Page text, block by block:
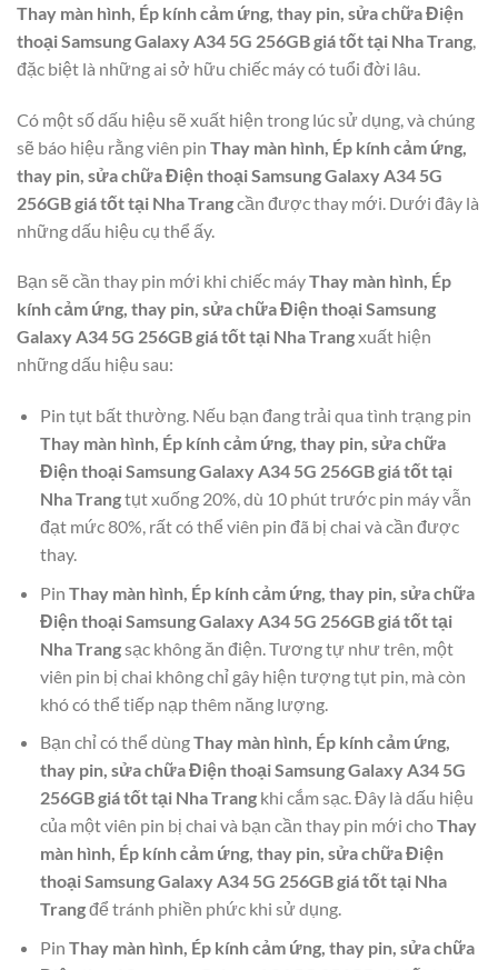
Thay màn hình, Ép kính cảm ứng, thay pin, sửa chữa Điện
thoại Samsung Galaxy A34 5G 256GB giá tốt tại Nha Trang,
đặc biệt là những ai sở hữu chiếc máy có tuổi đời lâu.
Có một số dấu hiệu sẽ xuất hiện trong lúc sử dụng, và chúng
sẽ báo hiệu rằng viên pin Thay màn hình, Ép kính cảm ứng,
thay pin, sửa chữa Điện thoại Samsung Galaxy A34 5G
256GB giá tốt tại Nha Trangcần được thay mới. Dưới đây là
những dấu hiệu cụ thể ấy.
Bạn sẽ cần thay pin mới khi chiếc máyThay màn hình, Ép
kính cảm ứng, thay pin, sửa chữa Điện thoại Samsung
Galaxy A34 5G 256GB giá tốt tại Nha Trangxuất hiện
những dấu hiệu sau:
Pin tụt bất thường. Nếu bạn đang trải qua tình trạng pin
Thay màn hình, Ép kính cảm ứng, thay pin, sửa chữa
Điện thoại Samsung Galaxy A34 5G 256GB giá tốt tại
Nha Trangtụt xuống 20%, dù 10 phút trước pin máy vẫn
đạt mức 80%, rất có thể viên pin đã bị chai và cần được
thay.
Pin Thay màn hình, Ép kính cảm ứng, thay pin, sửa chữa
Điện thoại Samsung Galaxy A34 5G 256GB giá tốt tại
Nha Trangsạc không ăn điện. Tương tự như trên, một
viên pin bị chai không chỉ gây hiện tượng tụt pin, mà còn
khó có thể tiếp nạp thêm năng lượng.
Bạn chỉ có thể dùngThay màn hình, Ép kính cảm ứng,
thay pin, sửa chữa Điện thoại Samsung Galaxy A34 5G
256GB giá tốt tại Nha Trangkhi cắm sạc. Đây là dấu hiệu
của một viên pin bị chai và bạn cần thay pin mới choThay
màn hình, Ép kính cảm ứng, thay pin, sửa chữa Điện
thoại Samsung Galaxy A34 5G 256GB giá tốt tại Nha
Trangđể tránh phiền phức khi sử dụng.
Pin Thay màn hình, Ép kính cảm ứng, thay pin, sửa chữa